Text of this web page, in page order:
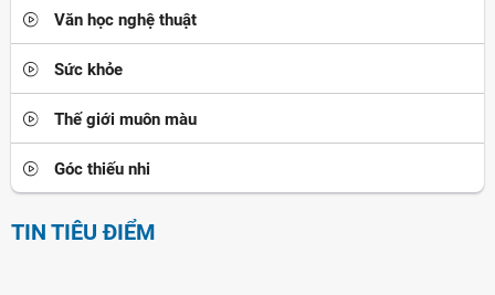
Văn học nghệ thuật
Sức khỏe
Thế giới muôn màu
Góc thiếu nhi
TIN TIÊU ĐIỂM